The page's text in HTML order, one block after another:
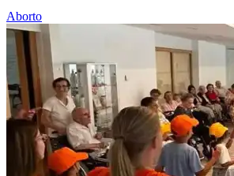
Aborto